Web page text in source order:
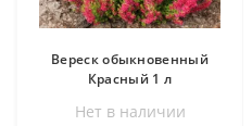
Вереск обыкновенный
Красный 1 л
Нет в наличии